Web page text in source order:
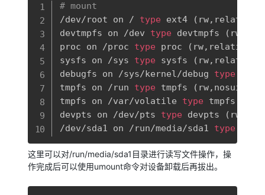
# mount
/dev/root on / type ext4 (
devtmpfs on /dev type devtmpfs (
proc on /proc type proc ( rw,relatime
sysfs on /sys type sysfs ( rw,relatime
debugfs on /sys/kernel/debug type
tmpfs on /run type tmpfs (
tmpfs on /var/volatile type tmpfs
devpts on /dev/pts type devpts (
/dev/sda1 on /run/media/sda1 type
这里可以对/run/media/sda1目录进行读写文件操作，操
作完成后可以使用umount命令对设备卸载后再拔出。